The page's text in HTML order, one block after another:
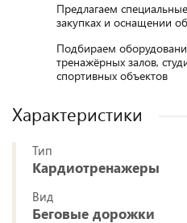
Предлагаем
закупках и оснащении
Подбираем
тренажёрных залов,
спортивных объектов
Характеристики
Тип
Кардиотренажеры
Вид
Беговые дорожки